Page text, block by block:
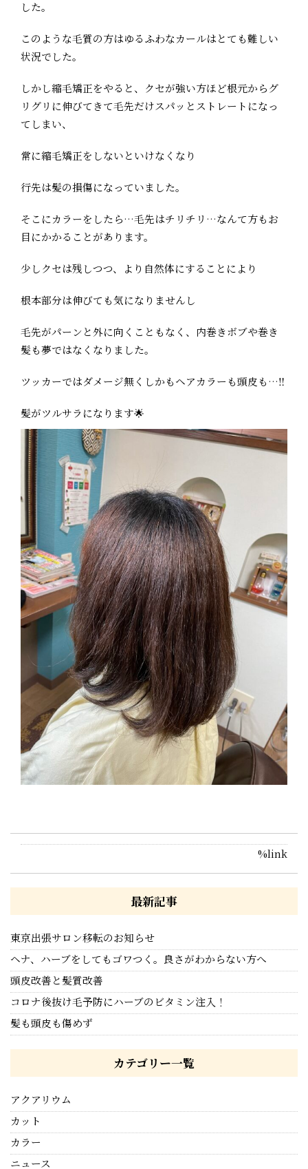
した。
このような毛質の方はゆるふわなカールはとても難しい
状況でした。
しかし縮毛矯正をやると、クセが強い方ほど根元からグ
リグリに伸びてきて毛先だけスパッとストレートになっ
てしまい、
常に縮毛矯正をしないといけなくなり
行先は髪の損傷になっていました。
そこにカラーをしたら…毛先はチリチリ…なんて方もお
目にかかることがあります。
少しクセは残しつつ、より自然体にすることにより
根本部分は伸びても気になりませんし
毛先がパーンと外に向くこともなく、内巻きボブや巻き
髪も夢ではなくなりました。
ツッカーではダメージ無くしかもヘアカラーも頭皮も…‼︎
髪がツルサラになります🌟
%link
最新記事
東京出張サロン移転のお知らせ
ヘナ、ハーブをしてもゴワつく。良さがわからない方へ
頭皮改善と髪質改善
コロナ後抜け毛予防にハーブのビタミン注入！
髪も頭皮も傷めず
カテゴリー一覧
アクアリウム
カット
カラー
ニュース